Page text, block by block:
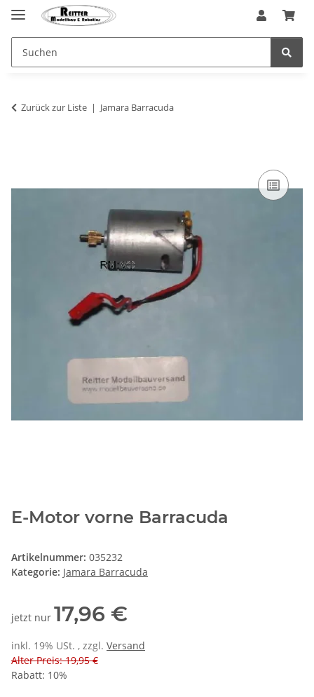
Zurück zur Liste Jamara Barracuda
E-Motor vorne Barracuda
Artikelnummer: 035232
Kategorie: Jamara Barracuda
jetzt nur 17,96 €
inkl. 19% USt. , zzgl. Versand
Alter Preis: 19,95 €
Rabatt: 10%